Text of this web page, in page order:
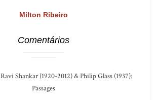
Milton Ribeiro
Comentários
Ravi Shankar (1920-2012) & Philip Glass (1937):
Passages